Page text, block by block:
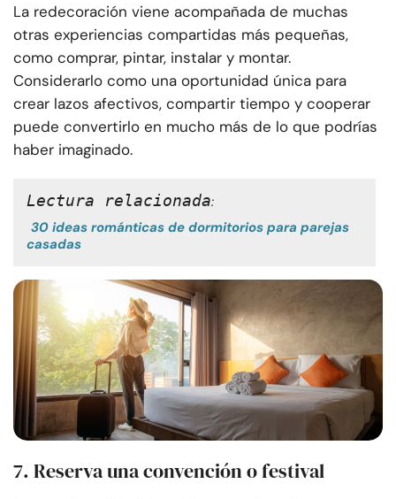
La redecoración viene acompañada de muchas
otras experiencias compartidas más pequeñas,
como comprar, pintar, instalar y montar.
Considerarlo como una oportunidad única para
crear lazos afectivos, compartir tiempo y cooperar
puede convertirlo en mucho más de lo que podrías
haber imaginado.
Lectura relacionada:
30 ideas románticas de dormitorios para parejas
casadas
7. Reserva una convención o festival